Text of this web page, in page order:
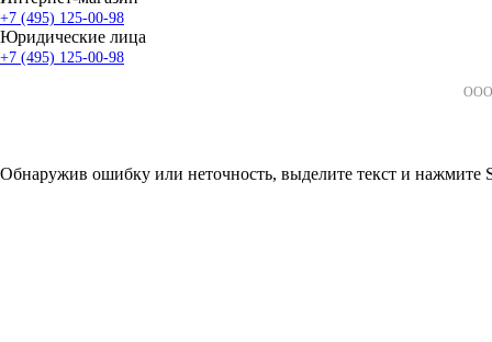
+7 (495) 125-00-98
Юридические лица
+7 (495) 125-00-98
ООО
Обнаружив ошибку или неточность, выделите текст и нажмите